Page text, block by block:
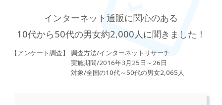
インターネット通販に関心のある
10代から50代の男女約2,000人に聞きました！
【アンケート調査】
調査方法/インターネットリサーチ
実施期間/2016年3月25日～26日
対象/全国の10代～50代の男女2,065人